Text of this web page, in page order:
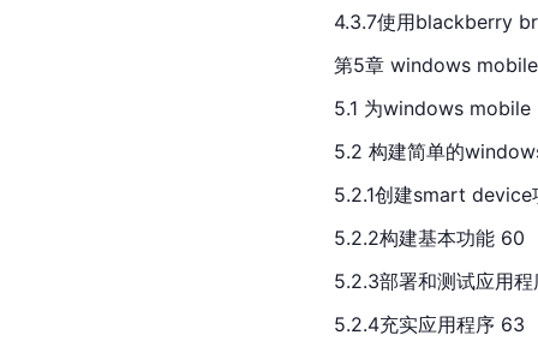
4.3.7使用blackberry
第5章 windows
5.1 为windows mobile
5.2 构建简单的
5.2.1创建smart
5.2.2构建基本功能 60
5.2.3部署和测试应用
5.2.4充实应用程序 63